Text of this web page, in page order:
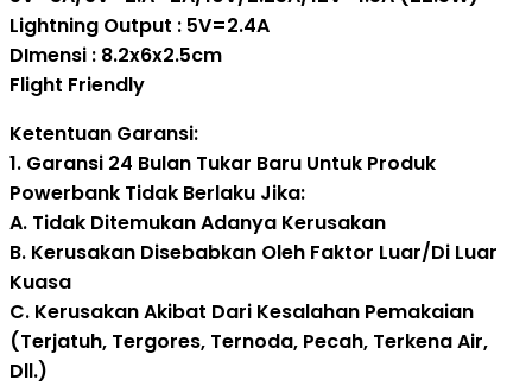
Lightning Output : 5V=2.4A
DImensi : 8.2x6x2.5cm
Flight Friendly
Ketentuan Garansi:
1. Garansi 24 Bulan Tukar Baru Untuk Produk
Powerbank Tidak Berlaku Jika:
A. Tidak Ditemukan Adanya Kerusakan
B. Kerusakan Disebabkan Oleh Faktor Luar/Di Luar
Kuasa
C. Kerusakan Akibat Dari Kesalahan Pemakaian
(Terjatuh, Tergores, Ternoda, Pecah, Terkena Air,
Dll.)